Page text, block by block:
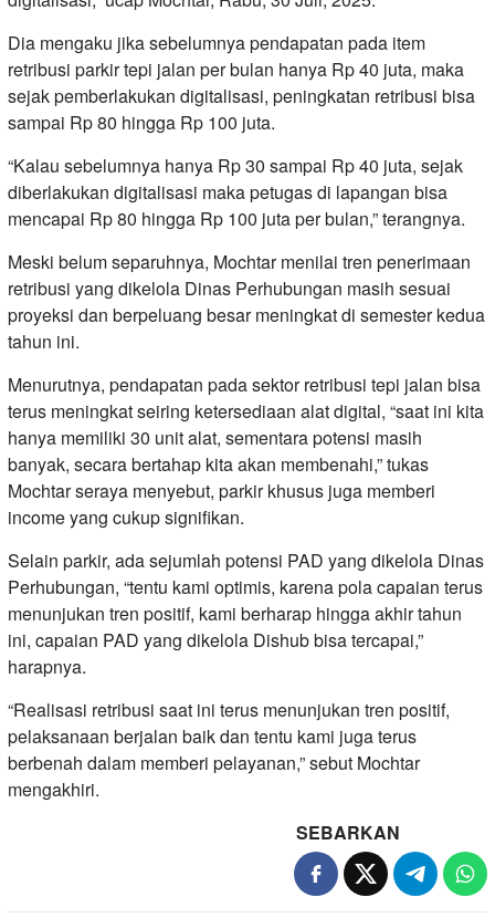
Dia mengaku jika sebelumnya pendapatan pada item
retribusi parkir tepi jalan per bulan hanya Rp 40 juta, maka
sejak pemberlakukan digitalisasi, peningkatan retribusi bisa
sampai Rp 80 hingga Rp 100 juta.
“Kalau sebelumnya hanya Rp 30 sampai Rp 40 juta, sejak
diberlakukan digitalisasi maka petugas di lapangan bisa
mencapai Rp 80 hingga Rp 100 juta per bulan,” terangnya.
Meski belum separuhnya, Mochtar menilai tren penerimaan
retribusi yang dikelola Dinas Perhubungan masih sesuai
proyeksi dan berpeluang besar meningkat di semester kedua
tahun ini.
Menurutnya, pendapatan pada sektor retribusi tepi jalan bisa
terus meningkat seiring ketersediaan alat digital, “saat ini kita
hanya memiliki 30 unit alat, sementara potensi masih
banyak, secara bertahap kita akan membenahi,” tukas
Mochtar seraya menyebut, parkir khusus juga memberi
income yang cukup signifikan.
Selain parkir, ada sejumlah potensi PAD yang dikelola Dinas
Perhubungan, “tentu kami optimis, karena pola capaian terus
menunjukan tren positif, kami berharap hingga akhir tahun
ini, capaian PAD yang dikelola Dishub bisa tercapai,”
harapnya.
“Realisasi retribusi saat ini terus menunjukan tren positif,
pelaksanaan berjalan baik dan tentu kami juga terus
berbenah dalam memberi pelayanan,” sebut Mochtar
mengakhiri.
SEBARKAN